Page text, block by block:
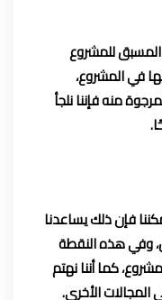
للمشروع
في المشروع،
منه فإننا نلجأ
فإن ذلك يساعدنا
وفي هذه النقطة
كما أننا نهتم
المجالات الأخرى.